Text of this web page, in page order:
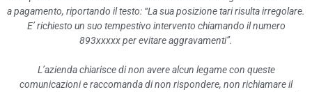
CARTA DELLA QUALITÀ
Carta della qualità(in aggiornamento)
a pagamento, riportando il testo: “La sua posizione tari risulta irregolare.
E’ richiesto un suo tempestivo intervento chiamando il numero
893xxxxx per evitare aggravamenti”.
L’azienda chiarisce di non avere alcun legame con queste
comunicazioni e raccomanda di non rispondere, non richiamare il